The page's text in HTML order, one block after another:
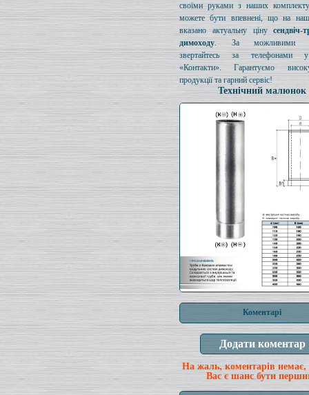
своїми руками з наших
можете бути впевнені, що на
вказано актуальну ціну
димоходу. За можливими
звертайтесь за телефонами
«Контакти». Гарантуємо
продукції та гарний сервіс!
Технічний малюнок
Коментарі
На жаль, коментарів немає,
Вас є шанс бути